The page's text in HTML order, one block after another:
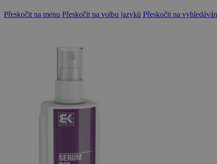
Přeskočit na menu Přeskočit na volbu jazyků Přeskočit na